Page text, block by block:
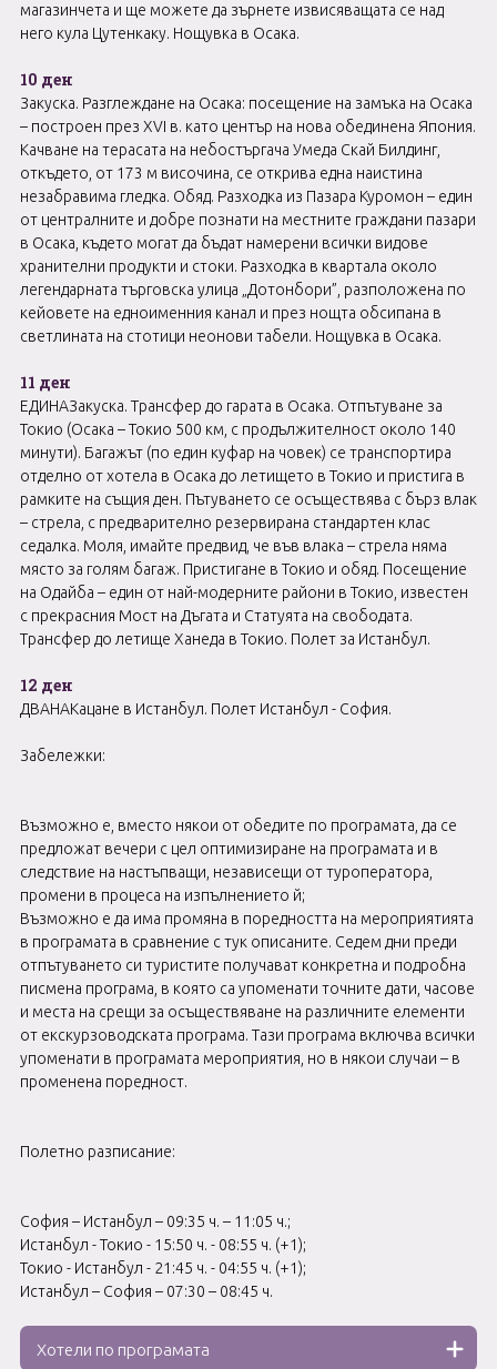
магазинчета и ще можете да зърнете извисяващата се над
него кула Цутенкаку. Нощувка в Осака.
10 ден
Закуска. Разглеждане на Осака: посещение на замъка на Осака
– построен през XVI в. като център на нова обединена Япония.
Качване на терасата на небостъргача Умеда Скай Билдинг,
откъдето, от 173 м височина, се открива една наистина
незабравима гледка. Обяд. Разходка из Пазара Куромон – един
от централните и добре познати на местните граждани пазари
в Осака, където могат да бъдат намерени всички видове
хранителни продукти и стоки. Разходка в квартала около
легендарната търговска улица „Дотонбори”, разположена по
кейовете на едноименния канал и през нощта обсипана в
светлината на стотици неонови табели. Нощувка в Осака.
11 ден
ЕДИНАЗакуска. Трансфер до гарата в Осака. Отпътуване за
Токио (Осака – Токио 500 км, с продължителност около 140
минути). Багажът (по един куфар на човек) се транспортира
отделно от хотела в Осака до летището в Токио и пристига в
рамките на същия ден. Пътуването се осъществява с бърз влак
– стрела, с предварително резервирана стандартен клас
седалка. Моля, имайте предвид, че във влака – стрела няма
място за голям багаж. Пристигане в Токио и обяд. Посещение
на Одайба – един от най-модерните райони в Токио, известен
с прекрасния Мост на Дъгата и Статуята на свободата.
Трансфер до летище Ханеда в Токио. Полет за Истанбул.
12 ден
ДВАНАКацане в Истанбул. Полет Истанбул - София.
Забележки:
Възможно е, вместо някои от обедите по програмата, да се
предложат вечери с цел оптимизиране на програмата и в
следствие на настъпващи, независещи от туроператора,
промени в процеса на изпълнението й;
Възможно е да има промяна в поредността на мероприятията
в програмата в сравнение с тук описаните. Седем дни преди
отпътуването си туристите получават конкретна и подробна
писмена програма, в която са упоменати точните дати, часове
и места на срещи за осъществяване на различните елементи
от екскурзоводската програма. Тази програма включва всички
упоменати в програмата мероприятия, но в някои случаи – в
променена поредност.
Полетно разписание:
София – Истанбул – 09:35 ч. – 11:05 ч.;
Истанбул - Токио - 15:50 ч. - 08:55 ч. (+1);
Токио - Истанбул - 21:45 ч. - 04:55 ч. (+1);
Истанбул – София – 07:30 – 08:45 ч.
Хотели по програмата